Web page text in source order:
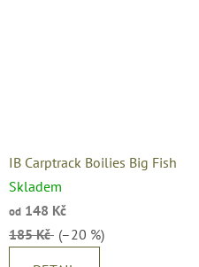
IB Carptrack Boilies Big Fish
Skladem
od 148 Kč
185 Kč (–20 %)